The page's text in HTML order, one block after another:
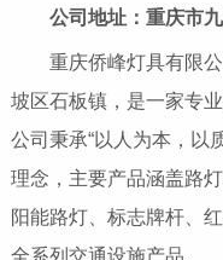
公司地址：重庆市
重庆侨峰灯具有限
坡区石板镇，是一家专
公司秉承“以人为本，以
理念，主要产品涵盖路
阳能路灯、标志牌杆、